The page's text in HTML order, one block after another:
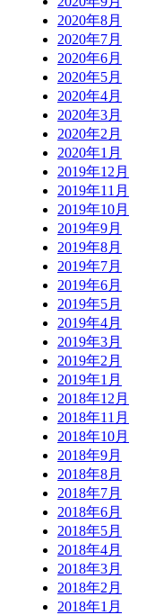
2020年8月
2020年7月
2020年6月
2020年5月
2020年4月
2020年3月
2020年2月
2020年1月
2019年12月
2019年11月
2019年10月
2019年9月
2019年8月
2019年7月
2019年6月
2019年5月
2019年4月
2019年3月
2019年2月
2019年1月
2018年12月
2018年11月
2018年10月
2018年9月
2018年8月
2018年7月
2018年6月
2018年5月
2018年4月
2018年3月
2018年2月
2018年1月